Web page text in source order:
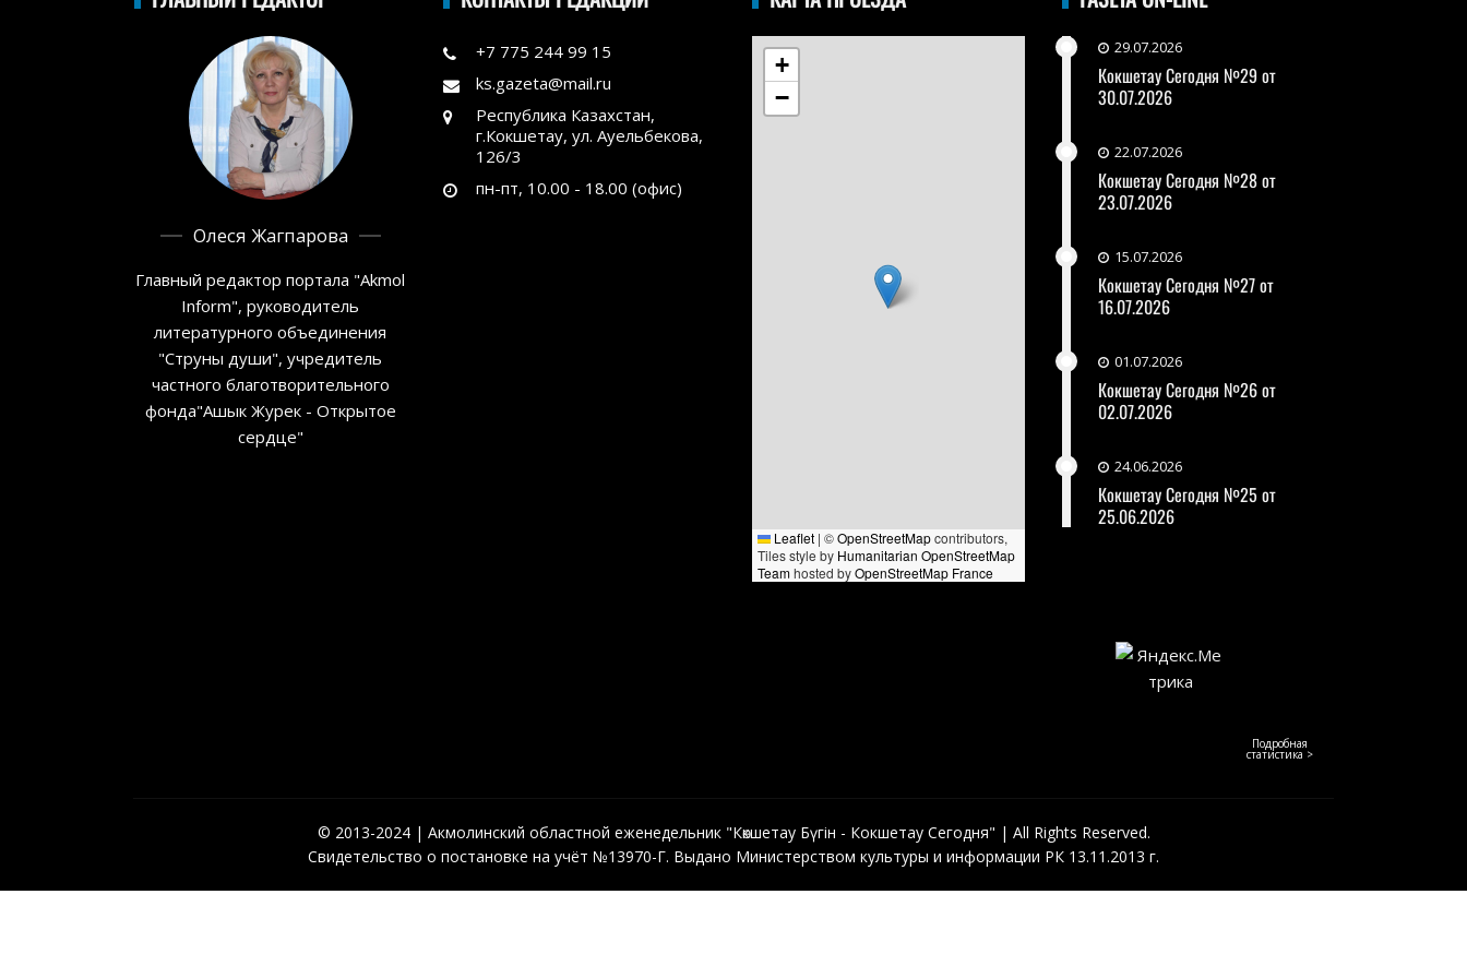
Олеся Жагпарова
Главный редактор портала "Akmol
Inform", руководитель
литературного объединения
"Струны души", учредитель
частного благотворительного
фонда"Ашык Журек - Открытое
сердце"
+7 775 244 99 15
ks.gazeta@mail.ru
Республика Казахстан,
г.Кокшетау, ул. Ауельбекова,
126/3
пн-пт, 10.00 - 18.00 (офис)
+
−
Leaflet | ©OpenStreetMapcontributors,
Tiles style by Humanitarian OpenStreetMap
Teamhosted byOpenStreetMap France
29.07.2026
Кокшетау Сегодня №29 от
30.07.2026
22.07.2026
Кокшетау Сегодня №28 от
23.07.2026
15.07.2026
Кокшетау Сегодня №27 от
16.07.2026
01.07.2026
Кокшетау Сегодня №26 от
02.07.2026
24.06.2026
Кокшетау Сегодня №25 от
25.06.2026
Подробная
статистика >
© 2013-2024 | Акмолинский областной еженедельник "Көкшетау Бүгін - Кокшетау Сегодня" | All Rights Reserved.
Свидетельство о постановке на учёт №13970-Г. Выдано Министерством культуры и информации РК 13.11.2013 г.